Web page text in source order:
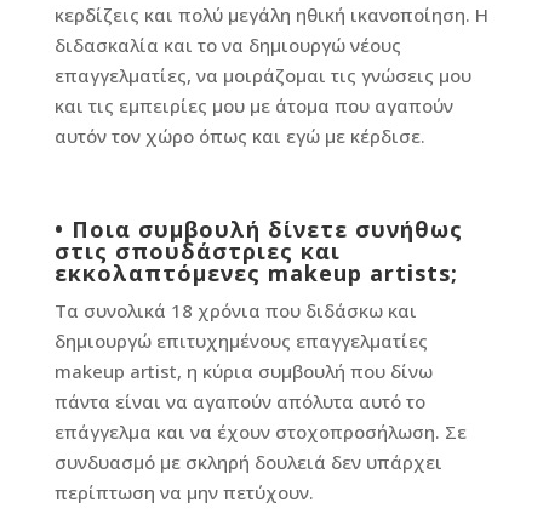
κερδίζεις και πολύ μεγάλη ηθική ικανοποίηση. Η
διδασκαλία και το να δημιουργώ νέους
επαγγελματίες, να μοιράζομαι τις γνώσεις μου
και τις εμπειρίες μου με άτομα που αγαπούν
αυτόν τον χώρο όπως και εγώ με κέρδισε.
• Ποια συμβουλή δίνετε συνήθως
στις σπουδάστριες και
εκκολαπτόμενες makeup artists;
Τα συνολικά 18 χρόνια που διδάσκω και
δημιουργώ επιτυχημένους επαγγελματίες
makeup artist, η κύρια συμβουλή που δίνω
πάντα είναι να αγαπούν απόλυτα αυτό το
επάγγελμα και να έχουν στοχοπροσήλωση. Σε
συνδυασμό με σκληρή δουλειά δεν υπάρχει
περίπτωση να μην πετύχουν.